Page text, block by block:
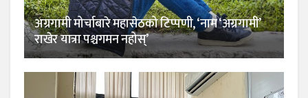
अग्रगामी मोर्चाबारे महासेठको टिप्पणी, ‘नाम ‘अग्रगामी’
राखेर यात्रा पश्चगमन नहोस्’